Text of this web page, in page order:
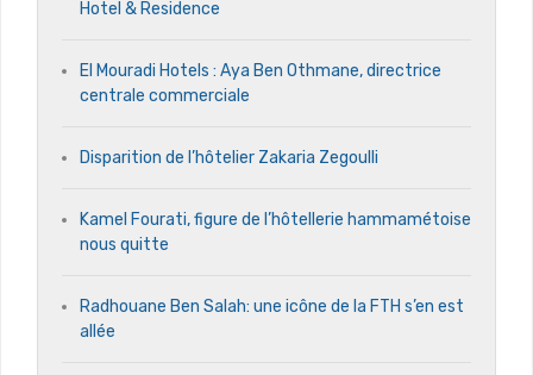
Hotel & Residence
El Mouradi Hotels : Aya Ben Othmane, directrice
centrale commerciale
Disparition de l’hôtelier Zakaria Zegoulli
Kamel Fourati, figure de l’hôtellerie hammamétoise
nous quitte
Radhouane Ben Salah: une icône de la FTH s’en est
allée